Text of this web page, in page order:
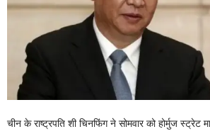
चीन के राष्ट्रपति शी चिनफिंग ने सोमवार को होर्मुज स्ट्रेट